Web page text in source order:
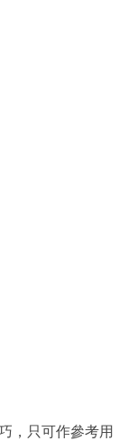
，只可作參考用